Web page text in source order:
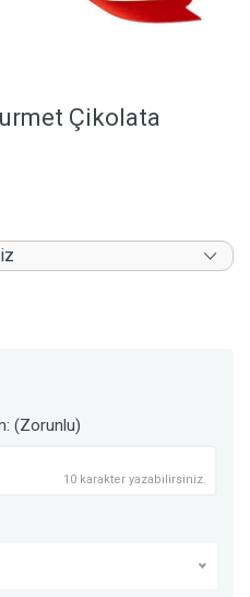
Çikolata
(Zorunlu)
10 karakter yazabilirsiniz.